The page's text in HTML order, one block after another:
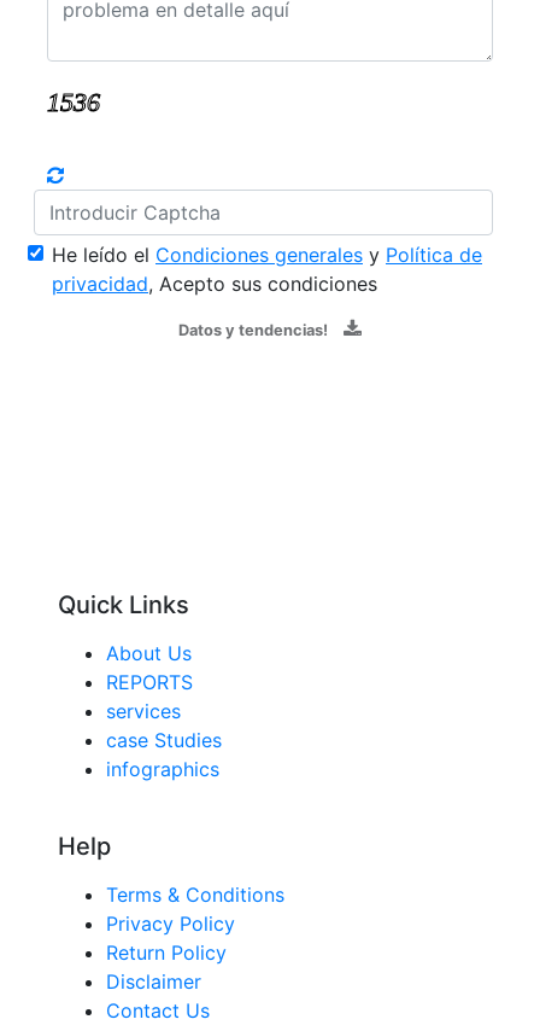
He leído el Condiciones generales y Política de
privacidad, Acepto sus condiciones
Datos y tendencias!
Quick Links
About Us
REPORTS
services
case Studies
infographics
Help
Terms & Conditions
Privacy Policy
Return Policy
Disclaimer
Contact Us